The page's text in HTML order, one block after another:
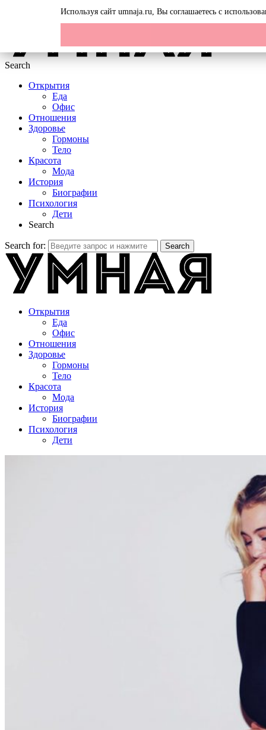
Search
Открытия
Еда
Офис
Отношения
Здоровье
Гормоны
Тело
Красота
Мода
История
Биографии
Психология
Дети
Search
Search for: Search
Открытия
Еда
Офис
Отношения
Здоровье
Гормоны
Тело
Красота
Мода
История
Биографии
Психология
Дети
Используя сайт umnaja.ru, Вы соглашаетесь с